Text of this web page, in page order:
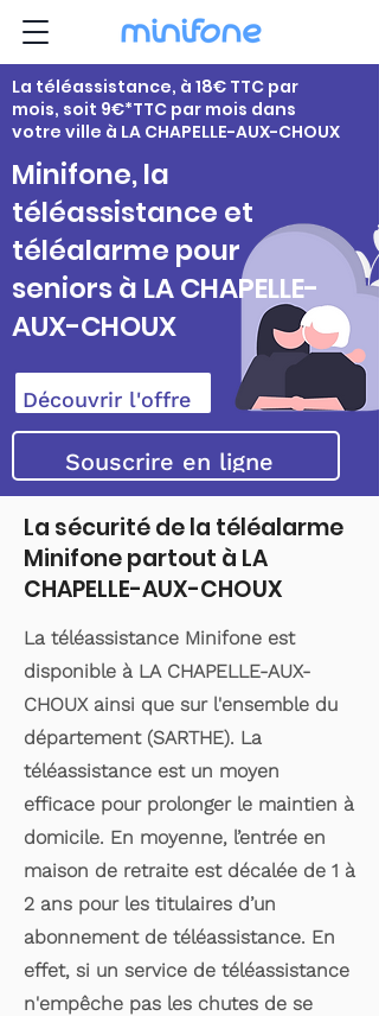
La téléassistance, à 18€ TTC par
mois, soit 9€*TTC par mois dans
votre ville à LA CHAPELLE-AUX-CHOUX
Minifone, la
téléassistance et
téléalarme pour
seniors à LA CHAPELLE-
AUX-CHOUX
Découvrir l'offre
Souscrire en ligne
La sécurité de la téléalarme
Minifone partout à LA
CHAPELLE-AUX-CHOUX
La téléassistance Minifone est
disponible à LA CHAPELLE-AUX-
CHOUX ainsi que sur l'ensemble du
département (SARTHE). La
téléassistance est un moyen
efficace pour prolonger le maintien à
domicile. En moyenne, l’entrée en
maison de retraite est décalée de 1 à
2 ans pour les titulaires d’un
abonnement de téléassistance. En
effet, si un service de téléassistance
n'empêche pas les chutes de se